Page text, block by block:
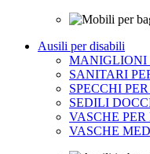
Ausili per disabili
MANIGLIONI
SANITARI
SPECCHI
SEDILI
VASCHE
VASCHE